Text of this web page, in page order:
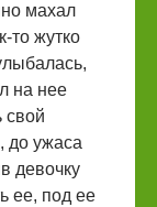
махал
то жутко
на нее
свой
до ужаса
девочку
ее, под ее